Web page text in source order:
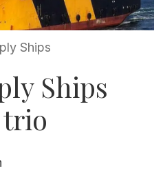
Ships
Ships